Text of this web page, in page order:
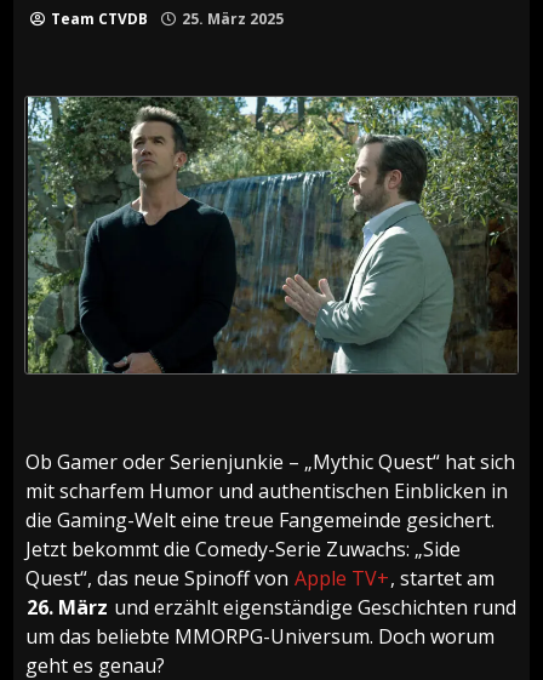
Team CTVDB 25. März 2025
Ob Gamer oder Serienjunkie – „Mythic Quest“ hat sich
mit scharfem Humor und authentischen Einblicken in
die Gaming-Welt eine treue Fangemeinde gesichert.
Jetzt bekommt die Comedy-Serie Zuwachs: „Side
Quest“, das neue Spinoff von Apple TV+, startet am
26. März und erzählt eigenständige Geschichten rund
um das beliebte MMORPG-Universum. Doch worum
geht es genau?